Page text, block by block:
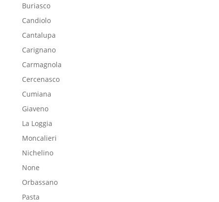
Buriasco
Candiolo
Cantalupa
Carignano
Carmagnola
Cercenasco
Cumiana
Giaveno
La Loggia
Moncalieri
Nichelino
None
Orbassano
Pasta